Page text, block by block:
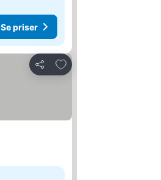
Se priser
Dela
Lägg till i Mina Favoriter